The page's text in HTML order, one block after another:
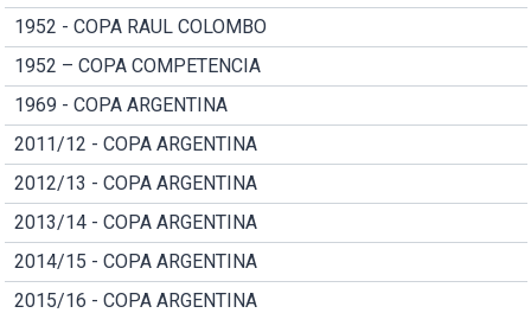
1952 - COPA RAUL COLOMBO
1952 – COPA COMPETENCIA
1969 - COPA ARGENTINA
2011/12 - COPA ARGENTINA
2012/13 - COPA ARGENTINA
2013/14 - COPA ARGENTINA
2014/15 - COPA ARGENTINA
2015/16 - COPA ARGENTINA